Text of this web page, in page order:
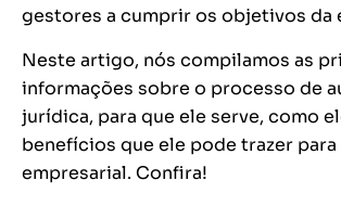
gestores a cumprir os objetivos da
Neste artigo, nós compilamos as
informações sobre o processo de
jurídica, para que ele serve, como
benefícios que ele pode trazer
empresarial. Confira!